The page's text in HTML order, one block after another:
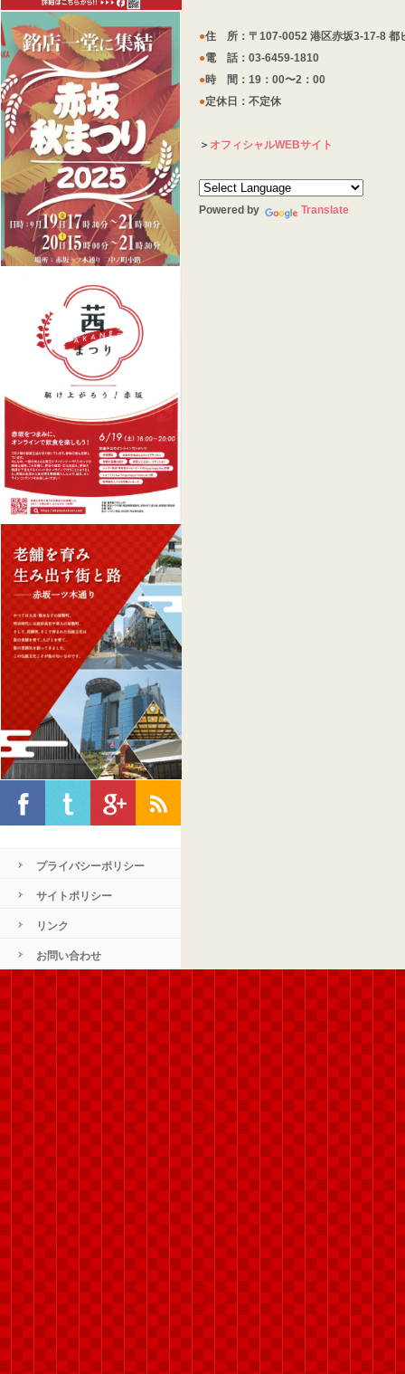
●住 所：〒107-0052 港区赤坂3-17-8 都
●電 話：03-6459-1810
●時 間：19：00〜2：00
●定休日：不定休
＞ オフィシャルWEBサイト
Powered by Translate
プライバシーポリシー
サイトポリシー
リンク
お問い合わせ